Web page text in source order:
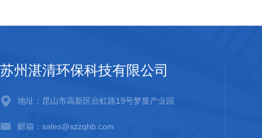
苏州湛清环保科技有限公司
地址：昆山市高新区台虹路19号梦显产业园
邮箱：sales@szzqhb.com